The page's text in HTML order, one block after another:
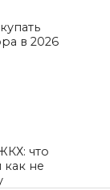
в 2026
что
как не